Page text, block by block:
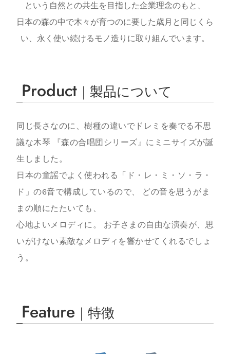
という自然との共生を目指した企業理念のもと、
日本の森の中で木々が育つのに要した歳月と同じくら
い、永く使い続けるモノ造りに取り組んでいます。
Product ｜製品について
同じ長さなのに、樹種の違いでドレミを奏でる不思
議な木琴 『森の合唱団シリーズ』にミニサイズが誕
生しました。
日本の童謡でよく使われる「ド・レ・ミ・ソ・ラ・
ド」の6音で構成しているので、 どの音を思うがま
まの順にたたいても、
心地よいメロディに。 お子さまの自由な演奏が、思
いがけない素敵なメロディを響かせてくれるでしょ
う。
Feature ｜特徴